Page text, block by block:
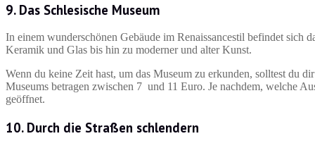
9. Das Schlesische Museum
In einem wunderschönen Gebäude im Renaissancestil befindet sich
Keramik und Glas bis hin zu moderner und alter Kunst.
Wenn du keine Zeit hast, um das Museum zu erkunden, solltest du
Museums betragen zwischen 7 und 11 Euro. Je nachdem, welche
geöffnet.
10. Durch die Straßen schlendern